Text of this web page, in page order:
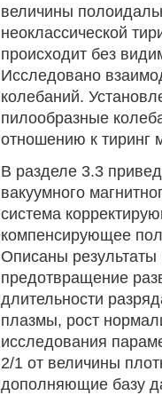
величины
неоклассической
происходит без
Исследовано
колебаний.
пилообразные
отношению к тиринг
В разделе 3.3
вакуумного
система
компенсирующее
Описаны результаты
предотвращение
длительности
плазмы, рост
исследования
2/1 от величины
дополняющие базу